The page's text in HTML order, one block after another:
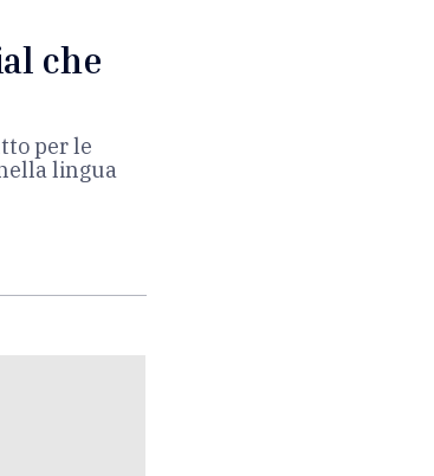
che
per le
lingua